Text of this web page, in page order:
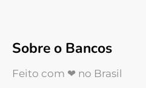
Sobre o Bancos
Feito com ❤ no Brasil